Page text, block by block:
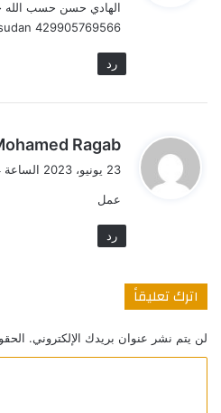
ل
الهادي حسن حسب
429905769566 sudan
رد
ي
ل
Ragab
23 يونيو، 2023 الساعة 9:14 م
عمل
رد
اترك تعليقاً
لن يتم نشر عنوان بريدك الإلكتروني.